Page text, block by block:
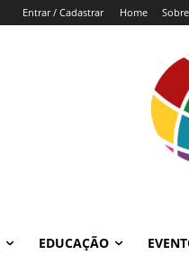
Entrar / Cadastrar Home
EDUCAÇÃO